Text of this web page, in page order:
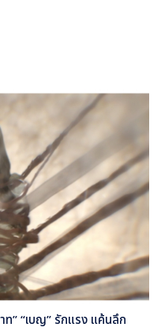
” “เบญ” รักแรง แค้นลึก